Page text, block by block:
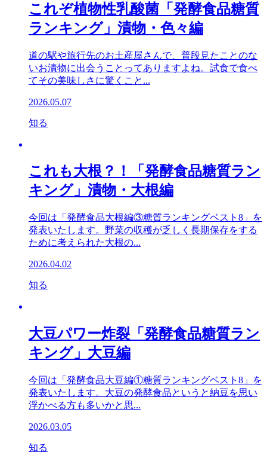
これぞ植物性乳酸菌「発酵食品糖質
ランキング」漬物・色々編
道の駅や旅行先のお土産屋さんで、普段見たことのな
いお漬物に出会うことってありますよね。試食で食べ
てその美味しさに驚くこと...
2026.05.07
知る
これも大根？！「発酵食品糖質ラン
キング」漬物・大根編
今回は「発酵食品大根編③糖質ランキングベスト8」を
発表いたします。野菜の収穫が乏しく長期保存をする
ために考えられた大根の...
2026.04.02
知る
大豆パワー炸裂「発酵食品糖質ラン
キング」大豆編
今回は「発酵食品大豆編①糖質ランキングベスト8」を
発表いたします。大豆の発酵食品というと納豆を思い
浮かべる方も多いかと思...
2026.03.05
知る